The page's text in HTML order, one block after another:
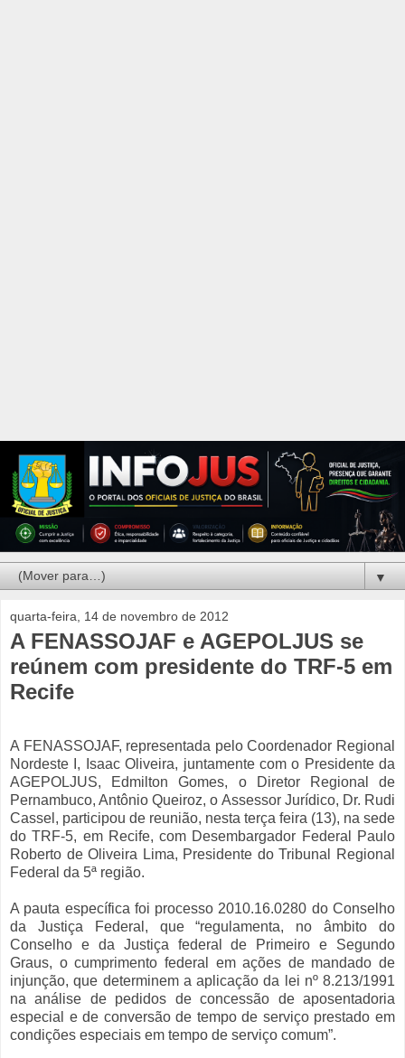
▼
quarta-feira, 14 de novembro de 2012
A FENASSOJAF e AGEPOLJUS se
reúnem com presidente do TRF-5 em
Recife
A FENASSOJAF, representada pelo Coordenador Regional
Nordeste I, Isaac Oliveira, juntamente com o Presidente da
AGEPOLJUS, Edmilton Gomes, o Diretor Regional de
Pernambuco, Antônio Queiroz, o Assessor Jurídico, Dr. Rudi
Cassel, participou de reunião, nesta terça feira (13), na sede
do TRF-5, em Recife, com Desembargador Federal Paulo
Roberto de Oliveira Lima, Presidente do Tribunal Regional
Federal da 5ª região.
A pauta específica foi processo 2010.16.0280 do Conselho
da Justiça Federal, que “regulamenta, no âmbito do
Conselho e da Justiça federal de Primeiro e Segundo
Graus, o cumprimento federal em ações de mandado de
injunção, que determinem a aplicação da lei nº 8.213/1991
na análise de pedidos de concessão de aposentadoria
especial e de conversão de tempo de serviço prestado em
condições especiais em tempo de serviço comum”.